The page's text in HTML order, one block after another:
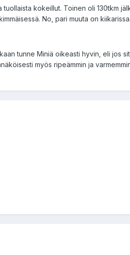
kokeillut. Toinen oli 130tkm
No, pari muuta on
tunne Miniä oikeasti hyvin, eli jos
myös ripeämmin ja